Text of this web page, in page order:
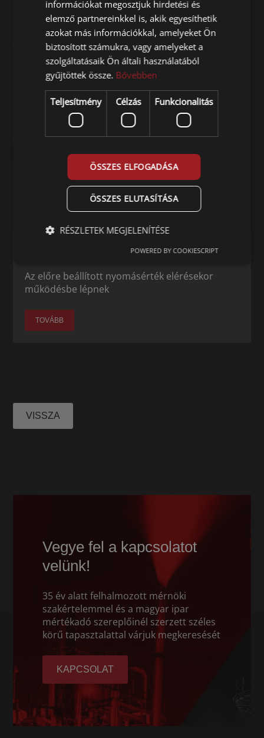
Az előre beállított nyomásérték elérésekor
működésbe lépnek
TOVÁBB
VISSZA
Vegye fel a kapcsolatot
velünk!
35 év alatt felhalmozott mérnöki
szakértelemmel és a magyar ipar
mértékadó szereplőinél szerzett széles
körű tapasztalattal várjuk megkeresését
KAPCSOLAT
információkat megosztjuk hirdetési és
elemző partnereinkkel is, akik egyesíthetik
azokat más információkkal, amelyeket Ön
biztosított számukra, vagy amelyeket a
szolgáltatásaik Ön általi használatából
gyűjtöttek össze. Bővebben
Teljesítmény Célzás Funkcionalitás
ÖSSZES ELFOGADÁSA
ÖSSZES ELUTASÍTÁSA
RÉSZLETEK MEGJELENÍTÉSE
POWERED BY COOKIESCRIPT